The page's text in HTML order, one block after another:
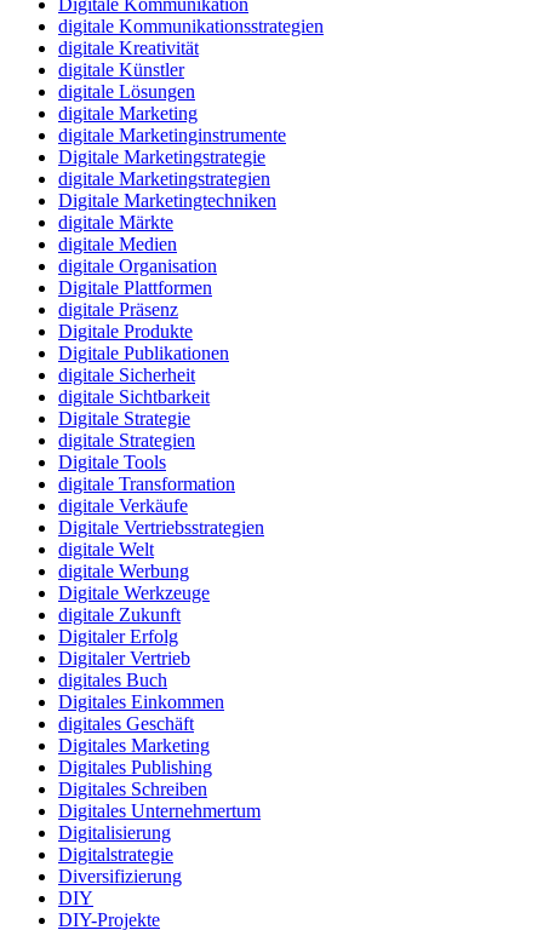
Digitale Kommunikation
digitale Kommunikationsstrategien
digitale Kreativität
digitale Künstler
digitale Lösungen
digitale Marketing
digitale Marketinginstrumente
Digitale Marketingstrategie
digitale Marketingstrategien
Digitale Marketingtechniken
digitale Märkte
digitale Medien
digitale Organisation
Digitale Plattformen
digitale Präsenz
Digitale Produkte
Digitale Publikationen
digitale Sicherheit
digitale Sichtbarkeit
Digitale Strategie
digitale Strategien
Digitale Tools
digitale Transformation
digitale Verkäufe
Digitale Vertriebsstrategien
digitale Welt
digitale Werbung
Digitale Werkzeuge
digitale Zukunft
Digitaler Erfolg
Digitaler Vertrieb
digitales Buch
Digitales Einkommen
digitales Geschäft
Digitales Marketing
Digitales Publishing
Digitales Schreiben
Digitales Unternehmertum
Digitalisierung
Digitalstrategie
Diversifizierung
DIY
DIY-Projekte